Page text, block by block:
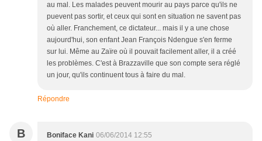
au mal. Les malades peuvent mourir au pays parce qu'ils ne
puevent pas sortir, et ceux qui sont en situation ne savent pas
où aller. Franchement, ce dictateur... mais il y a une chose
aujourd'hui, son enfant Jean François Ndengue s'en ferme
sur lui. Même au Zaïre où il pouvait facilement aller, il a créé
les problèmes. C'est à Brazzaville que son compte sera réglé
un jour, qu'ils continuent tous à faire du mal.
Répondre
B Boniface Kani 06/06/2014 12:55